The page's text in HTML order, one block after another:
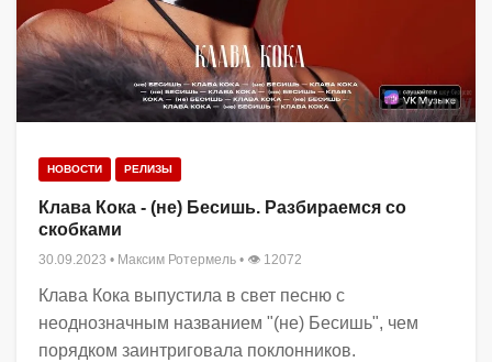
НОВОСТИ РЕЛИЗЫ
Клава Кока - (не) Бесишь. Разбираемся со
скобками
30.09.2023 • Максим Ротермель • 👁 12072
Клава Кока выпустила в свет песню с
неоднозначным названием "(не) Бесишь", чем
порядком заинтриговала поклонников.